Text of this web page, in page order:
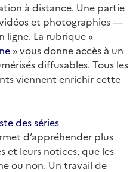
à distance. Une partie
et photographies —
ligne. La rubrique «
» vous donne accès à un
diffusables. Tous les
viennent enrichir cette
des séries
d’appréhender plus
et leurs notices, que les
ou non. Un travail de